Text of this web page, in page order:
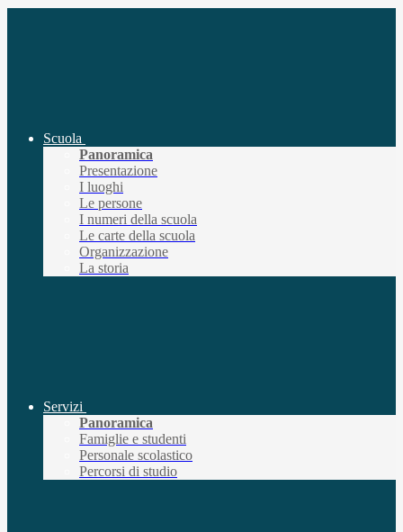
Scuola
Panoramica
Presentazione
I luoghi
Le persone
I numeri della scuola
Le carte della scuola
Organizzazione
La storia
Servizi
Panoramica
Famiglie e studenti
Personale scolastico
Percorsi di studio